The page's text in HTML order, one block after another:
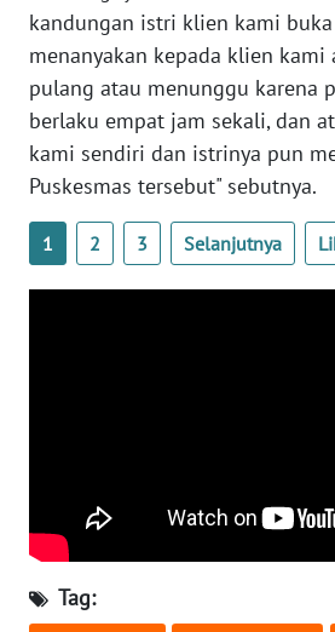
kandungan istri klien kami
menanyakan kepada klien kami
pulang atau menunggu karena
berlaku empat jam sekali, dan
kami sendiri dan istrinya pun
Puskesmas tersebut" sebutnya.
1 2 3 Selanjutnya
Tag:
WN
LAMPUNG
WN
JATENG
NUSANTARA
WN
KALBAR